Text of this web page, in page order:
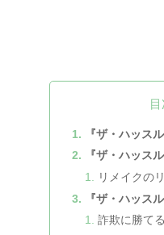
『ザ・ハッス
『ザ・ハッス
リメイクの
『ザ・ハッス
詐欺に勝て